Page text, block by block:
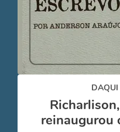
DAQUI
reinaugurou